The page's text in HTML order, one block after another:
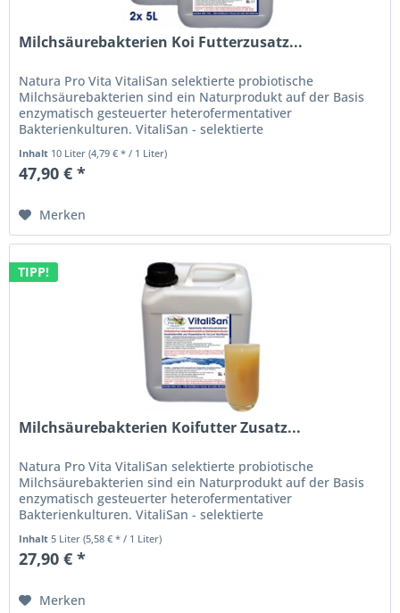
Milchsäurebakterien Koi Futterzusatz...
Natura Pro Vita VitaliSan selektierte probiotische
Milchsäurebakterien sind ein Naturprodukt auf der Basis
enzymatisch gesteuerter heterofermentativer
Bakterienkulturen. VitaliSan - selektierte
Milchsäurebakterien (lactobacillus casei)...
Inhalt 10 Liter(4,79 € * / 1 Liter)
47,90 € *
Merken
TIPP!
Milchsäurebakterien Koifutter Zusatz...
Natura Pro Vita VitaliSan selektierte probiotische
Milchsäurebakterien sind ein Naturprodukt auf der Basis
enzymatisch gesteuerter heterofermentativer
Bakterienkulturen. VitaliSan - selektierte
Milchsäurebakterien (lactobacillus casei)...
Inhalt5 Liter(5,58 € * / 1 Liter)
27,90 € *
Merken